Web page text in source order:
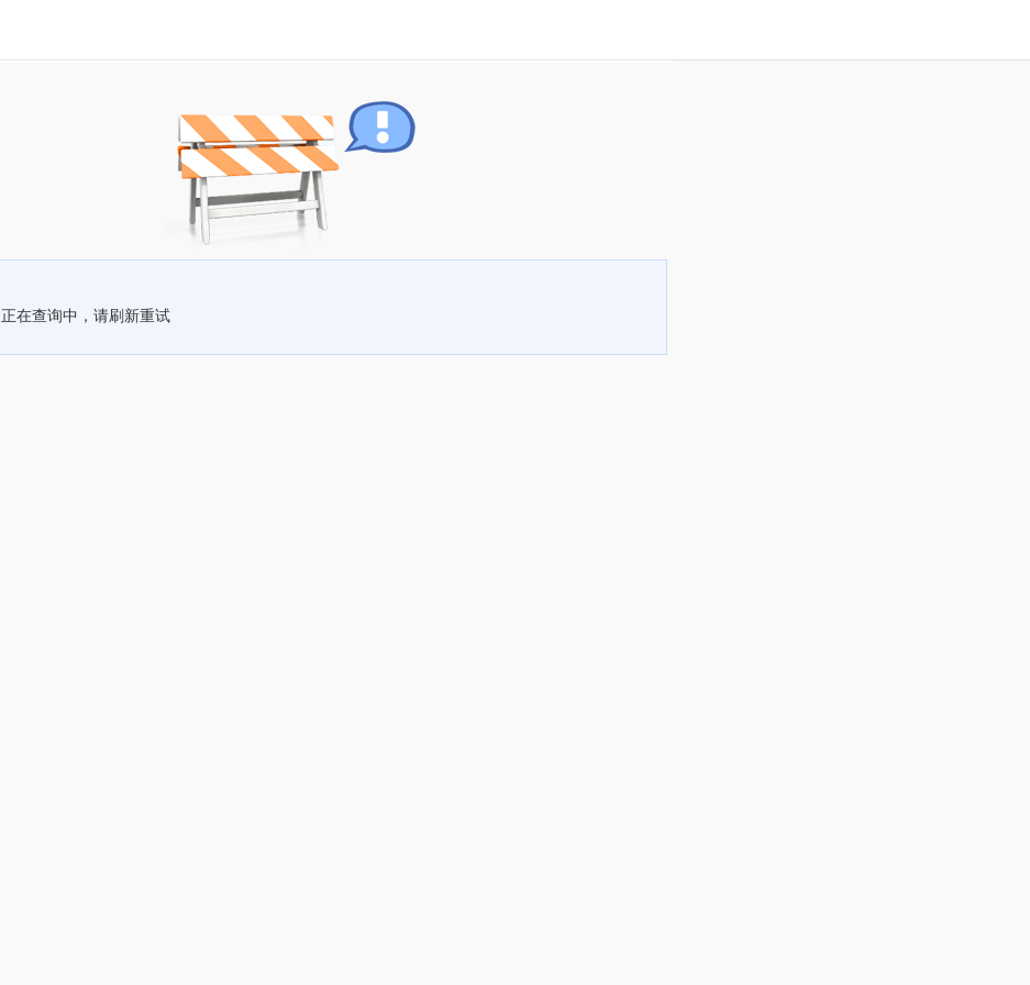
正在查询中，请刷新重试